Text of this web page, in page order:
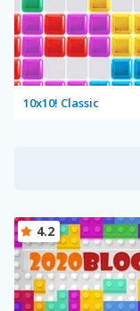
10x10! Classic
4.2